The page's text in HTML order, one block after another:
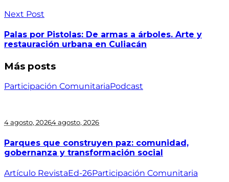
Next Post
Palas por Pistolas: De armas a árboles. Arte y
restauración urbana en Culiacán
Más posts
Participación ComunitariaPodcast
4 agosto, 20264 agosto, 2026
Parques que construyen paz: comunidad,
gobernanza y transformación social
Artículo RevistaEd-26Participación Comunitaria